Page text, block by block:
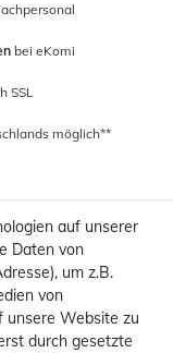
bei eKomi
SSL
möglich**
auf unserer
Daten von
um z.B.
von
unsere Website zu
durch gesetzte